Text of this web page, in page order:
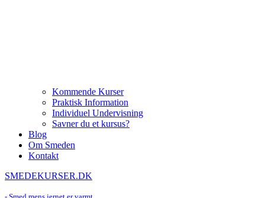
Kommende Kurser
Praktisk Information
Individuel Undervisning
Savner du et kursus?
Blog
Om Smeden
Kontakt
SMEDEKURSER.DK